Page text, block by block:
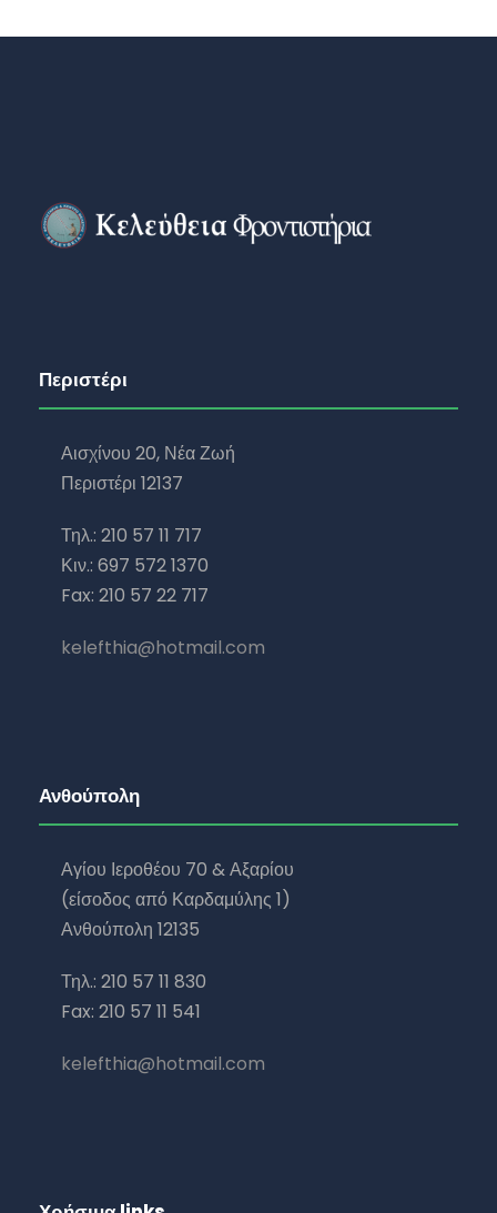
Περιστέρι
Αισχίνου 20, Νέα Ζωή
Περιστέρι 12137
Τηλ.: 210 57 11 717
Κιν.: 697 572 1370
Fax: 210 57 22 717
kelefthia@hotmail.com
Ανθούπολη
Αγίου Ιεροθέου 70 & Αξαρίου
(είσοδος από Καρδαμύλης 1)
Ανθούπολη 12135
Τηλ.: 210 57 11 830
Fax: 210 57 11 541
kelefthia@hotmail.com